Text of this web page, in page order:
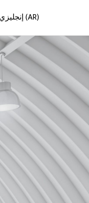
إنجليزي (AR)